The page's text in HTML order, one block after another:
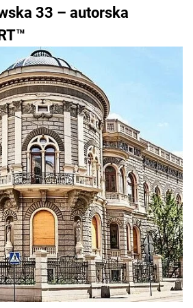
33 – autorska